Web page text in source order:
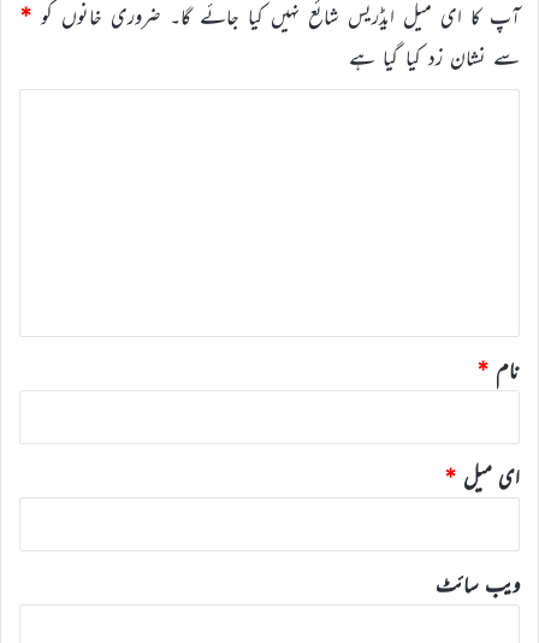
آپ کا ای میل ایڈریس شائع نہیں کیا جائے گا۔ ضروری خانوں کو *
سے نشان زد کیا گیا ہے
نام *
ای میل *
ویب‌ سائٹ